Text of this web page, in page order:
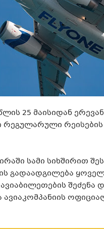
წლის 25 მაისიდან
რეგულარული რეისების
სამი სიხშირით
გადაადგილება
შეძენა
ავიაკომპანიის